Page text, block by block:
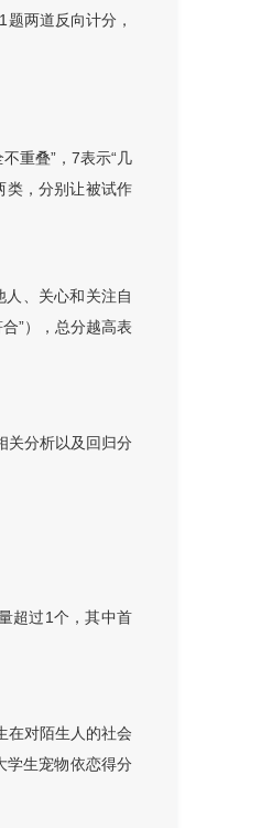
两道反向计分，
重叠”，7表示“几
类，分别让被试作
、关心和关注自
”），总分越高表
关分析以及回归分
超过1个，其中首
在对陌生人的社会
学生宠物依恋得分